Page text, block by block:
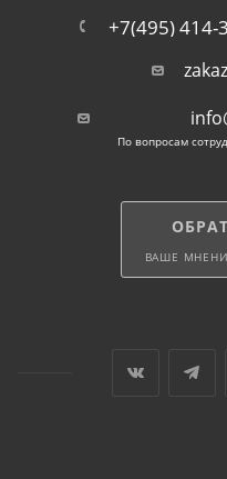
+7(495) 414-
По вопросам
ВАШЕ